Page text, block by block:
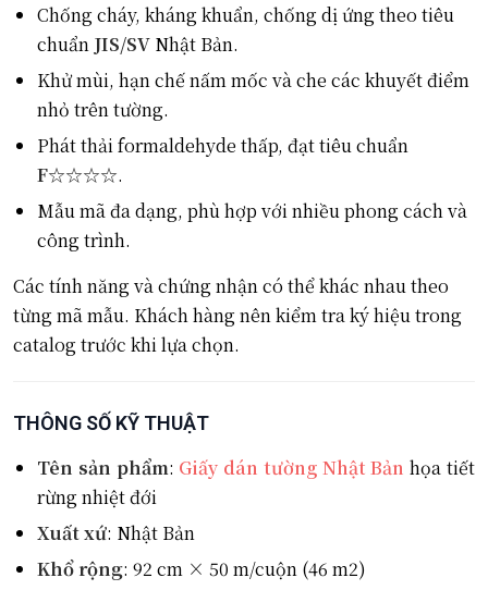
Chống cháy, kháng khuẩn, chống dị ứng theo tiêu
chuẩn JIS/SV Nhật Bản.
Khử mùi, hạn chế nấm mốc và che các khuyết điểm
nhỏ trên tường.
Phát thải formaldehyde thấp, đạt tiêu chuẩn
F☆☆☆☆.
Mẫu mã đa dạng, phù hợp với nhiều phong cách và
công trình.
Các tính năng và chứng nhận có thể khác nhau theo
từng mã mẫu. Khách hàng nên kiểm tra ký hiệu trong
catalog trước khi lựa chọn.
THÔNG SỐ KỸ THUẬT
Tên sản phẩm: Giấy dán tường Nhật Bản họa tiết
rừng nhiệt đới
Xuất xứ: Nhật Bản
Khổ rộng: 92 cm × 50 m/cuộn (46 m2)